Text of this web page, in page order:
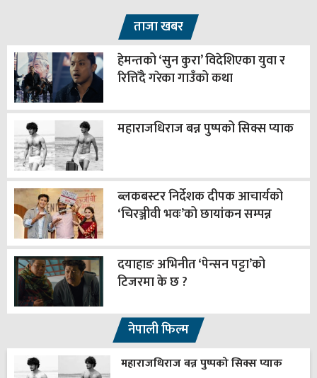
ताजा खबर
हेमन्तको ‘सुन कुरा’ विदेशिएका युवा र
रित्तिँदै गरेका गाउँको कथा
महाराजधिराज बन्न पुष्पको सिक्स प्याक
ब्लकबस्टर निर्देशक दीपक आचार्यको
‘चिरञ्जीवी भवः’को छायांकन सम्पन्न
दयाहाङ अभिनीत ‘पेन्सन पट्टा’को
टिजरमा के छ ?
नेपाली फिल्म
महाराजधिराज बन्न पुष्पको सिक्स प्याक